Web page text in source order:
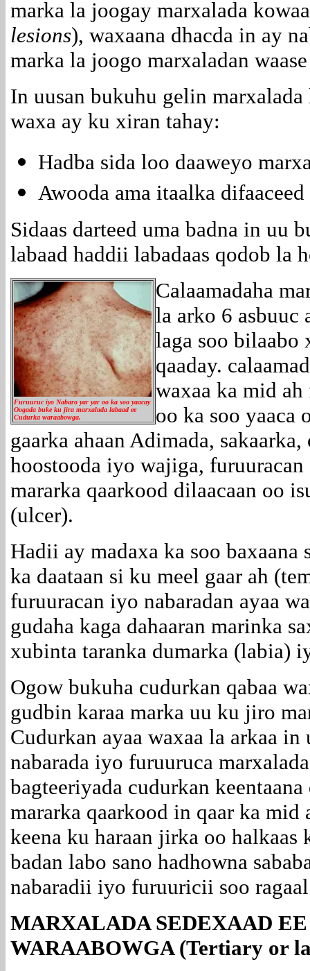
marka la joogay marxalada
lesions), waxaana dhacda in ay
marka la joogo marxaladan
In uusan bukuhu gelin marxalada
waxa ay ku xiran tahay:
Hadba sida loo daaweyo
Awooda ama itaalka
Sidaas darteed uma badna in uu
labaad haddii labadaas qodob la
Furuuruc iyo Nabaro yar yar oo ka soo yaacay
Oogada buke ku jira marxalada labaad ee
Cudurka waraabowga.
Calaamadaha
la arko 6 asbuuc
laga soo
qaaday.
waxaa ka mid
oo ka soo yaaca
gaarka ahaan Adimada, sakaarka,
hoostooda iyo wajiga, furuuracan
mararka qaarkood dilaacaan oo
(ulcer).
Hadii ay madaxa ka soo
ka daataan si ku meel gaar ah
furuuracan iyo nabaradan ayaa
gudaha kaga dahaaran marinka
xubinta taranka dumarka (labia)
Ogow bukuha cudurkan qabaa
gudbin karaa marka uu ku jiro
Cudurkan ayaa waxaa la arkaa in
nabarada iyo furuuruca
bagteeriyada cudurkan
mararka qaarkood in qaar ka mid
keena ku haraan jirka oo halkaas
badan labo sano hadhowna
nabaradii iyo furuuricii soo
MARXALADA SEDEXAAD
WARAABOWGA (Tertiary or